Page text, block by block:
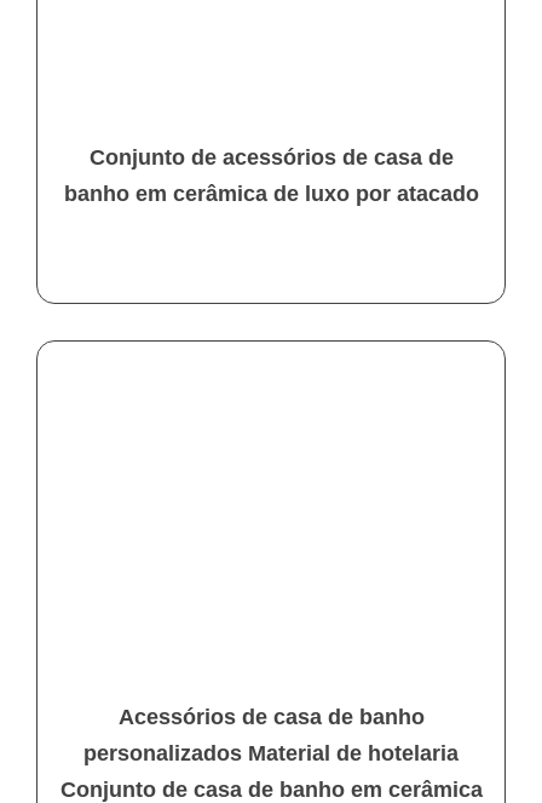
Conjunto de acessórios de casa de
banho em cerâmica de luxo por atacado
Acessórios de casa de banho
personalizados Material de hotelaria
Conjunto de casa de banho em cerâmica